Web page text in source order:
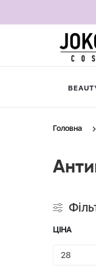
Головна
ЦІНА